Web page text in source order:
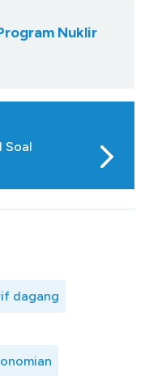
Nuklir
Soal
dagang